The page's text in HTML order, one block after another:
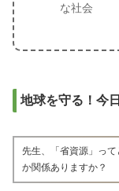
な社会
地球を守る！今
先生、「省資源」っ
か関係ありますか？